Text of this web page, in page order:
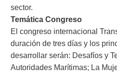
sector.
Temática Congreso
El congreso internacional
duración de tres días y los
desarrollar serán: Desafíos y
Autoridades Marítimas; La